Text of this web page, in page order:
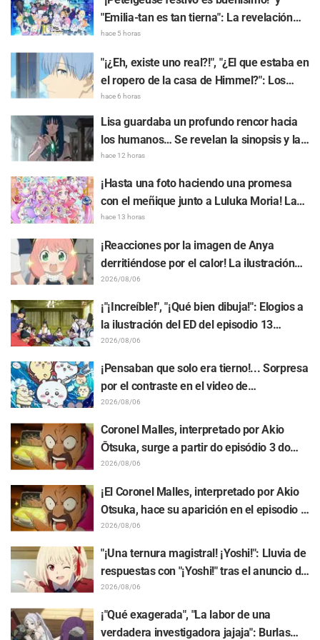
"Emilia-tan es tan tierna": La revelación
del arte visual del evento del 10.º
Life in Another World-" genera gran
entusiasmo
hace 5 horas
"¡¿Eh, existe uno real?!", "¿El que estaba en
el ropero de la casa de Himmel?": Los
fans quedan perplejos ante la revelación
del "Cuerno del Dragón Oscuro" que
apareció en el episodio 1 de "Frieren: Más
allá del final del viaje"
hace 6 horas
Lisa guardaba un profundo rencor hacia
los humanos… Se revelan la sinopsis y las
primeras imágenes del episodio 6 del
anime “Goodbye, Lara”
hace 12 horas
¡Hasta una foto haciendo una promesa
con el meñique junto a Luluka Moria! La
publicación de Nao Tōyama, la actriz de
voz de "Star Detective Precure!", al asistir
al Dream Stage genera repercusión con
comentarios como "¡Es una doble Arcana!"
hace 13 horas
¡Reacciones por la imagen de Anya
derritiéndose por el calor! La ilustración
promocional de "SPY x FAMILY" provoca
comentarios como: "Anya se está
derritiendo"
2026/08/06
¡"¡Increíble!", "¡Qué bien dibuja!": Elogios a
la ilustración del ED del episodio 13
realizada por Asaki Yuikawa, actriz de voz
del protagonista de "The Elusive Samurai"
2026/08/06
¡Pensaban que solo era tierno!... Sorpresa
por el contraste en el video de
preparación previa al estreno de la
película de "Chiikawa": "Es más crudo de
lo imaginado", "Hablan puro de trabajo"
2026/08/06
Coronel Malles, interpretado por Akio
Ōtsuka, surge a partir do episódio 3 do
anime de TV "The Ghost in the Shell"!
Comentário do elenco e arte final são
revelados
2026/08/06
¡El Coronel Malles, interpretado por Akio
Otsuka, hace su aparición en el episodio 3
del anime de TV "The Ghost in the Shell"!
Revelan comentarios del elenco y la
tarjeta final (endcard)
2026/08/06
"¡Una ternura magistral! ¡Yoshi!": Lluvia de
respuestas con "¡Yoshi!" tras el anuncio de
la colaboración entre "Lycoris Recoil" y
2026/08/06
¡"Qué exagerada", "La labor de una
verdadera investigadora jajaja": Burlas